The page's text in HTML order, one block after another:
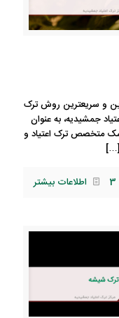
و سریعترین روش ترک
جمشیدیه، به عنوان
متخصص ترک اعتیاد و
[…]
3 اطلاعات بیشتر